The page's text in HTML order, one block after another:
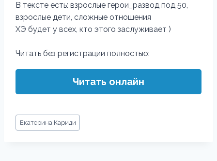
В тексте есть: взрослые герои_развод под 50,
взрослые дети, сложные отношения
ХЭ будет у всех, кто этого заслуживает )
Читать без регистрации полностью:
Читать онлайн
Метки
записи:
Екатерина Кариди